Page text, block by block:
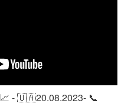
- 🇺🇦20.08.2023- 📞